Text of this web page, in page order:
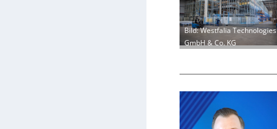
Bild: Westfalia Technologies
GmbH & Co. KG